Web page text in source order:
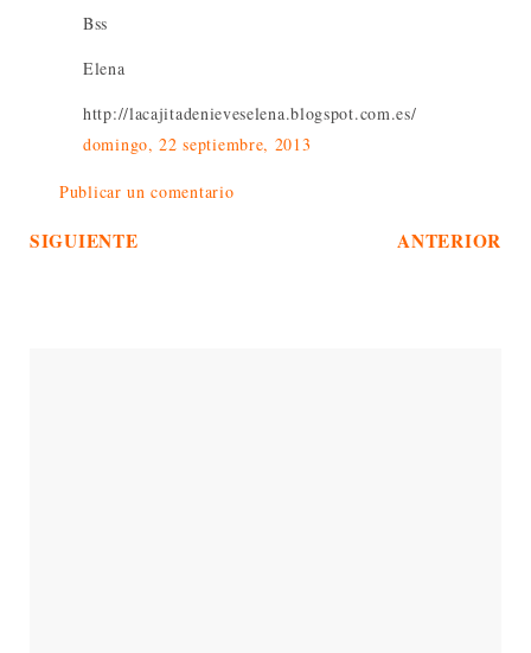
Bss
Elena
http://lacajitadenieveselena.blogspot.com.es/
domingo, 22 septiembre, 2013
Publicar un comentario
SIGUIENTE ANTERIOR